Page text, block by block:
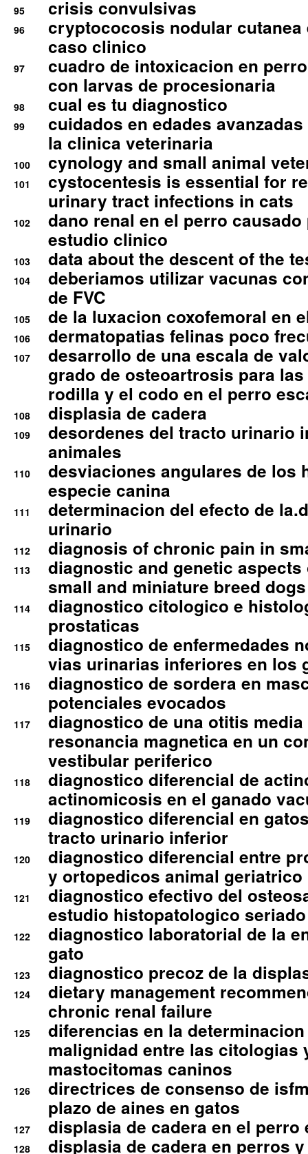
95 crisis convulsivas
96
cryptococosis nodular cutanea
caso clinico
97
cuadro de intoxicacion en
con larvas de procesionaria
98 cual es tu diagnostico
99
cuidados en edades
la clinica veterinaria
100 cynology and small animal
101
cystocentesis is essential for
urinary tract infections in cats
102
dano renal en el perro
estudio clinico
103 data about the descent of the
104
deberiamos utilizar vacunas
de FVC
105 de la luxacion coxofemoral en
106 dermatopatias felinas poco
107
desarrollo de una escala de
grado de osteoartrosis para
rodilla y el codo en el perro
108 displasia de cadera
109
desordenes del tracto urinario
animales
110
desviaciones angulares de los
especie canina
111
determinacion del efecto de
urinario
112 diagnosis of chronic pain in
113
diagnostic and genetic
small and miniature breed
114
diagnostico citologico e
prostaticas
115
diagnostico de enfermedades
vias urinarias inferiores en los
116
diagnostico de sordera en
potenciales evocados
117
diagnostico de una otitis
resonancia magnetica en un
vestibular periferico
118
diagnostico diferencial de
actinomicosis en el ganado
119
diagnostico diferencial en
tracto urinario inferior
120
diagnostico diferencial entre
y ortopedicos animal geriatrico
121
diagnostico efectivo del
estudio histopatologico seriado
122
diagnostico laboratorial de la
gato
123 diagnostico precoz de la
124
dietary management
chronic renal failure
125
diferencias en la
malignidad entre las citologias
mastocitomas caninos
126
directrices de consenso de
plazo de aines en gatos
127 displasia de cadera en el perro
128
displasia de cadera en perros